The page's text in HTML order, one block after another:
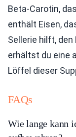
Beta-Carotin,
enthält Eisen,
Sellerie hilft,
erhältst du eine
Löffel dieser
FAQs
Wie lange kann